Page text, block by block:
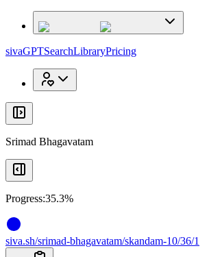
sivaGPTSearchLibraryPricing
Srimad Bhagavatam
Progress:35.3%
siva.sh/srimad-bhagavatam/skandam-10/36/1